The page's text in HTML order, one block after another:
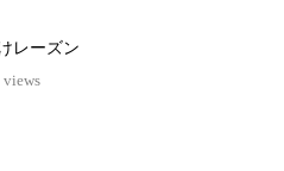
レーズン
views